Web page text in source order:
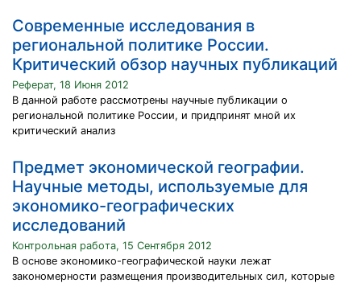
Современные исследования в
региональной политике России.
Критический обзор научных публикаций
Реферат, 18 Июня 2012
В данной работе рассмотрены научные публикации о
региональной политике России, и придпринят мной их
критический анализ
Предмет экономической географии.
Научные методы, используемые для
экономико-географических
исследований
Контрольная работа, 15 Сентября 2012
В основе экономико-географической науки лежат
закономерности размещения производительных сил, которые